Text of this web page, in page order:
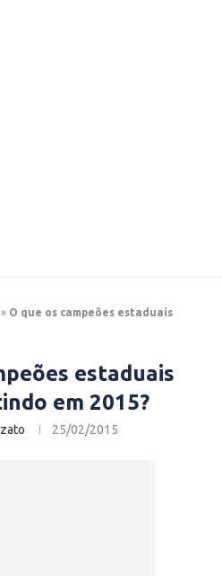
» O que os campeões estaduais
estaduais
em 2015?
25/02/2015